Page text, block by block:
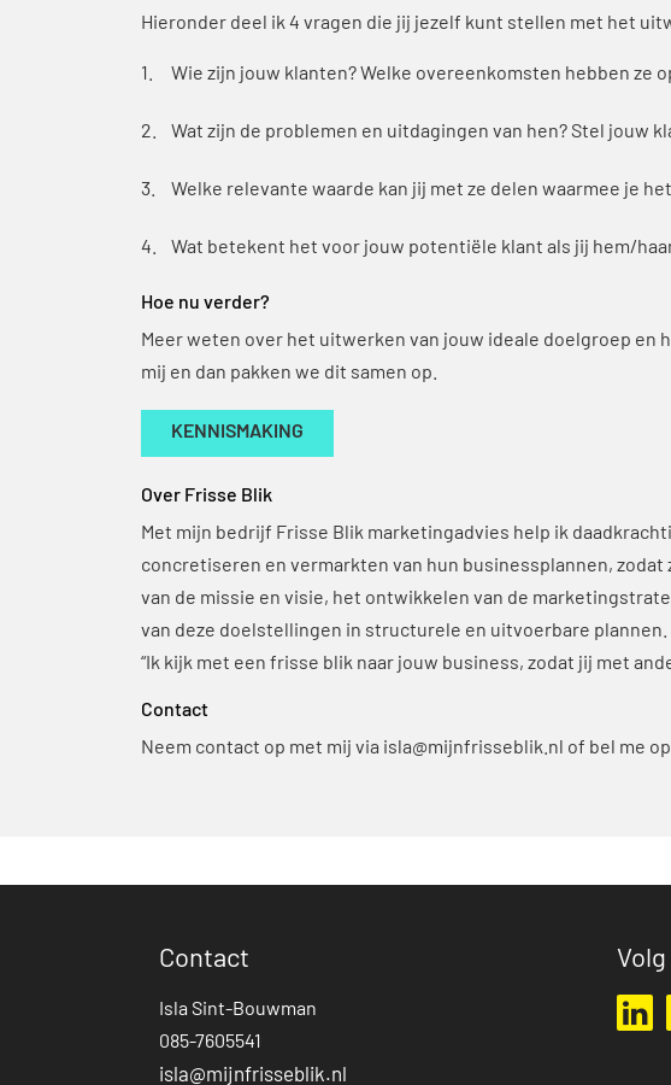
Hieronder deel ik 4 vragen die jij jezelf kunt stellen met het
Wie zijn jouw klanten? Welke overeenkomsten hebben ze
Wat zijn de problemen en uitdagingen van hen? Stel jouw
Welke relevante waarde kan jij met ze delen waarmee je
Wat betekent het voor jouw potentiële klant als jij hem/
Hoe nu verder?
Meer weten over het uitwerken van jouw ideale doelgroep en
mij en dan pakken we dit samen op.
KENNISMAKING
Over Frisse Blik
Met mijn bedrijf Frisse Blik marketingadvies help ik
concretiseren en vermarkten van hun businessplannen,
van de missie en visie, het ontwikkelen van de
van deze doelstellingen in structurele en uitvoerbare plannen.
“Ik kijk met een frisse blik naar jouw business, zodat jij met
Contact
Neem contact op met mij via isla@mijnfrisseblik.nl of bel me
Contact
Isla Sint-Bouwman
085-7605541
isla@mijnfrisseblik.nl